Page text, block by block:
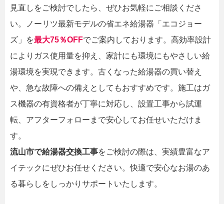
見直しをご検討でしたら、ぜひお気軽にご相談くださ
い。ノーリツ最新モデルの省エネ給湯器「エコジョー
ズ」を最大75％OFFでご案内しております。高効率設計
によりガス使用量を抑え、家計にも環境にもやさしい給
湯環境を実現できます。古くなった給湯器の買い替え
や、急な故障への備えとしてもおすすめです。施工はガ
ス機器の有資格者が丁寧に対応し、設置工事から試運
転、アフターフォローまで安心してお任せいただけま
す。
流山市で給湯器交換工事をご検討の際は、実績豊富なア
イテックにぜひお任せください。快適で安心なお湯のあ
る暮らしをしっかりサポートいたします。